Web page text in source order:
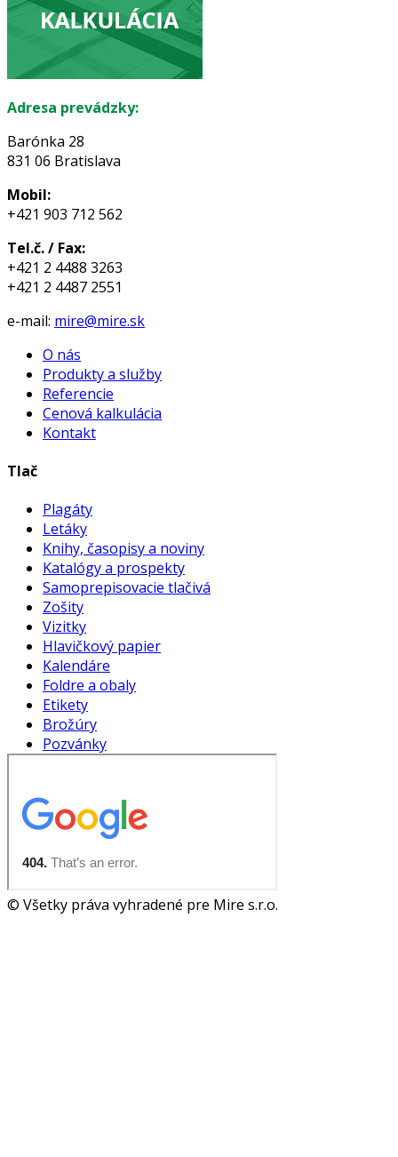
Adresa prevádzky:
Barónka 28
831 06 Bratislava
Mobil:
+421 903 712 562
Tel.č. / Fax:
+421 2 4488 3263
+421 2 4487 2551
e-mail: mire@mire.sk
O nás
Produkty a služby
Referencie
Cenová kalkulácia
Kontakt
Tlač
Plagáty
Letáky
Knihy, časopisy a noviny
Katalógy a prospekty
Samoprepisovacie tlačivá
Zošity
Vizitky
Hlavičkový papier
Kalendáre
Foldre a obaly
Etikety
Brožúry
Pozvánky
© Všetky práva vyhradené pre Mire s.r.o.